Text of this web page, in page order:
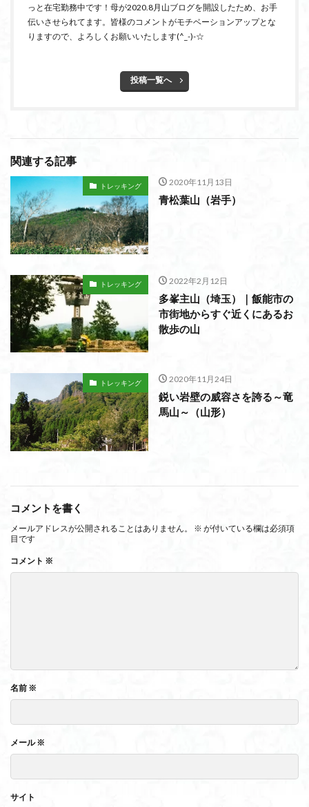
っと在宅勤務中です！母が2020.8月山ブログを開設したため、お手
伝いさせられてます。皆様のコメントがモチベーションアップとな
りますので、よろしくお願いいたします(^_-)-☆
投稿一覧へ
関連する記事
トレッキング 2020年11月13日
青松葉山（岩手）
トレッキング 2022年2月12日
多峯主山（埼玉）｜飯能市の
市街地からすぐ近くにあるお
散歩の山
トレッキング 2020年11月24日
鋭い岩壁の威容さを誇る～竜
馬山～（山形）
コメントを書く
メールアドレスが公開されることはありません。 ※ が付いている欄は必須項
目です
コメント ※
名前 ※
メール※
サイト